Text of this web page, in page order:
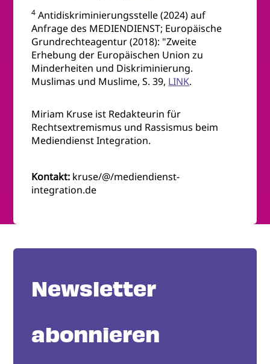
4 Antidiskriminierungsstelle (2024) auf
Anfrage des MEDIENDIENST; Europäische
Grundrechteagentur (2018): "Zweite
Erhebung der Europäischen Union zu
Minderheiten und Diskriminierung.
Muslimas und Muslime, S. 39, LINK.
Miriam Kruse ist Redakteurin für
Rechtsextremismus und Rassismus beim
Mediendienst Integration.
Kontakt: kruse/@/mediendienst-
integration.de
Newsletter
abonnieren